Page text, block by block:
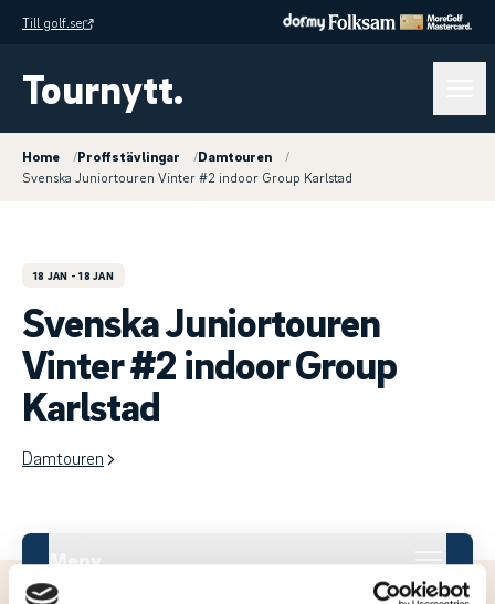
Till golf.se
Tournytt.
Home /Proffstävlingar /Damtouren
/
Svenska Juniortouren Vinter #2 indoor Group Karlstad
18 JAN - 18 JAN
Svenska Juniortouren
Vinter #2 indoor Group
Karlstad
Damtouren
Meny